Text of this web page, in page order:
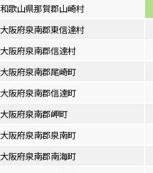
和歌山県那賀郡山崎村
大阪府泉南郡東信達村
大阪府泉南郡信達村
大阪府泉南郡尾崎町
大阪府泉南郡信達町
大阪府泉南郡岬町
大阪府泉南郡泉南町
大阪府泉南郡南海町